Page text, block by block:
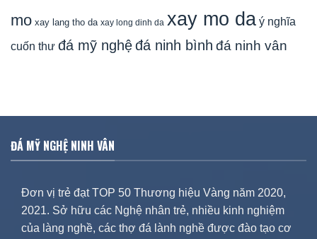
mo xay lang tho da xay long dinh da xay mo da ý nghĩa
cuốn thư đá mỹ nghệđá ninh bình đá ninh vân
ĐÁ MỸ NGHỆ NINH VÂN
Đơn vị trẻ đạt TOP 50 Thương hiệu Vàng năm 2020,
2021. Sở hữu các Nghệ nhân trẻ, nhiều kinh nghiệm
của làng nghề, các thợ đá lành nghề được đào tạo cơ